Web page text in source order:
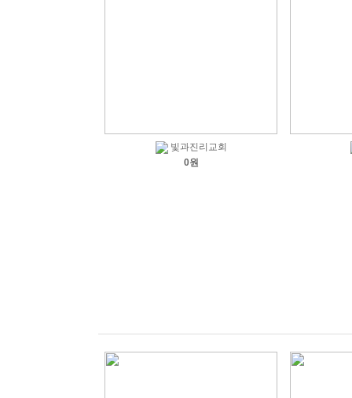
빛과진리교회
0원